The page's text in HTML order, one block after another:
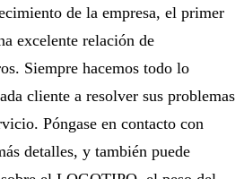
de la empresa, el primer
excelente relación de
Siempre hacemos todo lo
cliente a resolver sus problemas
Póngase en contacto con
detalles, y también puede